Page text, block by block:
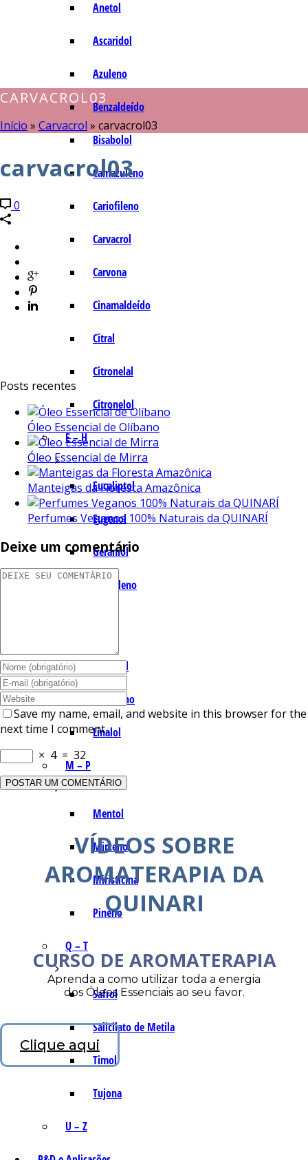
Anetol
Ascaridol
Azuleno
Benzaldeído
Bisabolol
Camazuleno
Cariofileno
Carvacrol
Carvona
Cinamaldeído
Citral
Citronelal
Citronelol
E – H
Eucaliptol
Eugenol
Geraniol
Humuleno
Lemonal
Limoneno
Linalol
M – P
Mentol
Mirceno
Miristicina
Pineno
Q – T
Safrol
Salicilato de Metila
Timol
Tujona
U – Z
CARVACROL03
Início » Carvacrol » carvacrol03
carvacrol03
0
Posts recentes
Óleo Essencial de Olíbano
Óleo Essencial de Mirra
Manteigas da Floresta Amazônica
Perfumes Veganos 100% Naturais da QUINARÍ
Deixe um comentário
Save my name, email, and website in this browser for the
next time I comment.
× 4 = 32
VÍDEOS SOBRE
AROMATERAPIA DA
QUINARI
CURSO DE AROMATERAPIA
Aprenda a como utilizar toda a energia
dos Óleos Essenciais ao seu favor.
Clique aqui